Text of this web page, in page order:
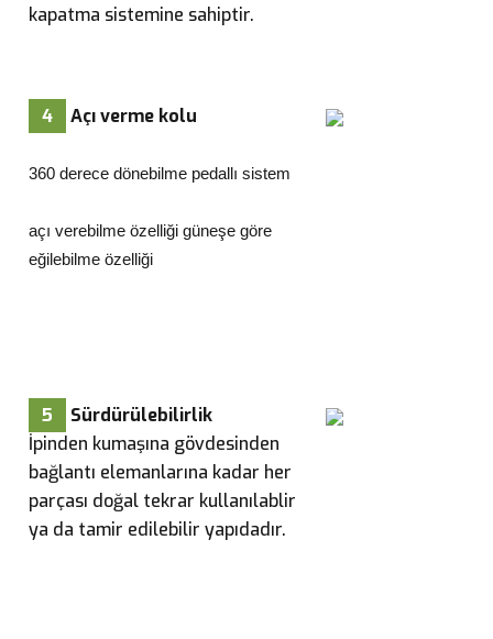
kapatma sistemine sahiptir.
4 Açı verme kolu
360 derece dönebilme pedallı sistem
açı verebilme özelliği güneşe göre
eğilebilme özelliği
5
Sürdürülebilirlik
İpinden kumaşına gövdesinden
bağlantı elemanlarına kadar her
parçası doğal tekrar kullanılablir
ya da tamir edilebilir yapıdadır.